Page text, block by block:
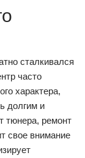
сталкивался
часто
характера,
долгим и
тюнера, ремонт
свое внимание